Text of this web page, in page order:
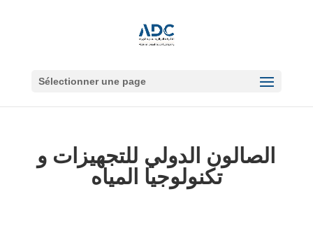
Sélectionner une page
الصالون الدولي للتجهيزات و
تكنولوجيا المياه